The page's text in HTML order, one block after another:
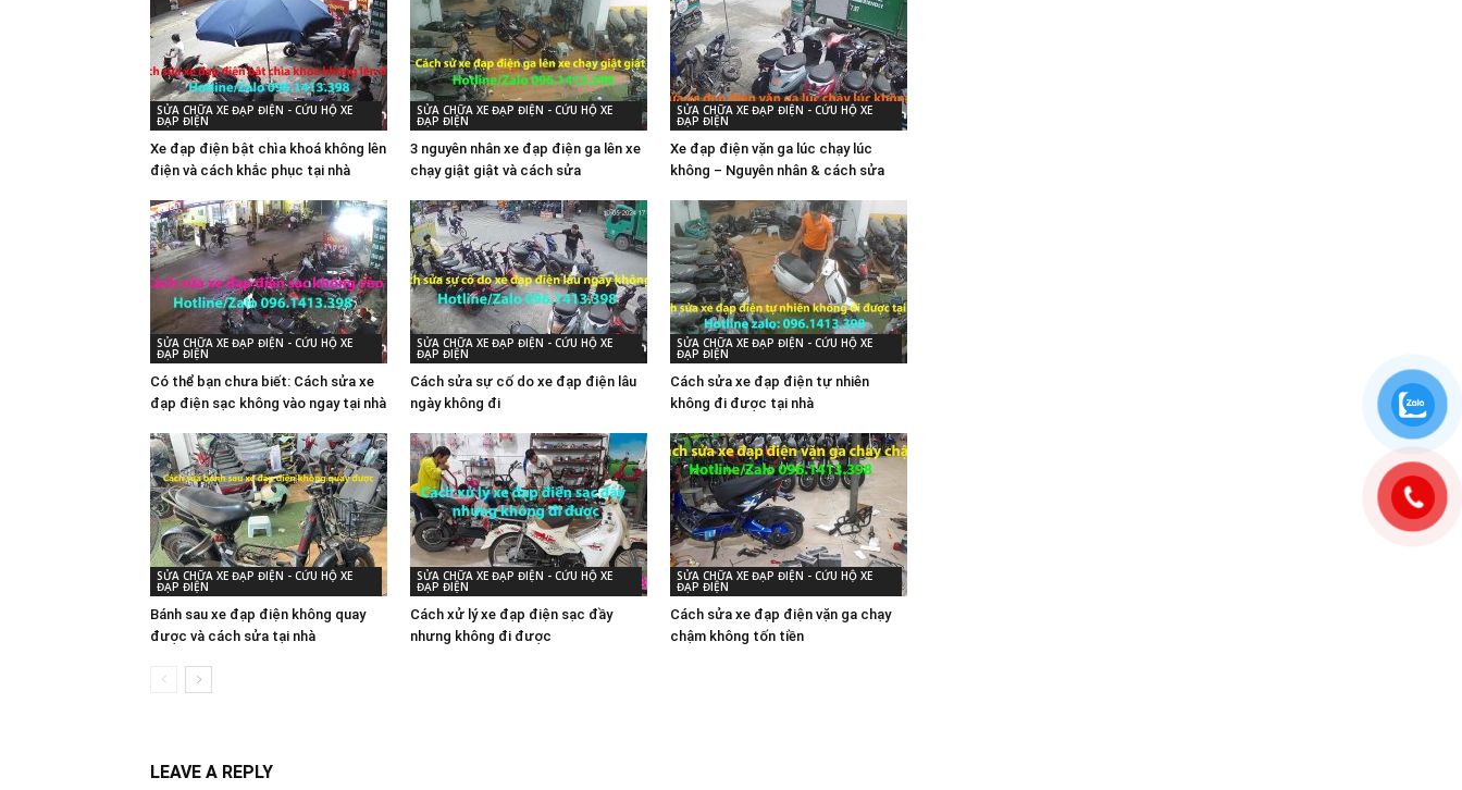
SỬA CHỮA XE ĐẠP ĐIỆN - CỨU HỘ XE
ĐẠP ĐIỆN
Xe đạp điện bật chìa khoá không lên
điện và cách khắc phục tại nhà
SỬA CHỮA XE ĐẠP ĐIỆN - CỨU HỘ XE
ĐẠP ĐIỆN
3 nguyên nhân xe đạp điện ga lên xe
chạy giật giật và cách sửa
SỬA CHỮA XE ĐẠP ĐIỆN - CỨU HỘ XE
ĐẠP ĐIỆN
Xe đạp điện vặn ga lúc chạy lúc
không – Nguyên nhân & cách sửa
SỬA CHỮA XE ĐẠP ĐIỆN - CỨU HỘ XE
ĐẠP ĐIỆN
Có thể bạn chưa biết: Cách sửa xe
đạp điện sạc không vào ngay tại nhà
SỬA CHỮA XE ĐẠP ĐIỆN - CỨU HỘ XE
ĐẠP ĐIỆN
Cách sửa sự cố do xe đạp điện lâu
ngày không đi
SỬA CHỮA XE ĐẠP ĐIỆN - CỨU HỘ XE
ĐẠP ĐIỆN
Cách sửa xe đạp điện tự nhiên
không đi được tại nhà
SỬA CHỮA XE ĐẠP ĐIỆN - CỨU HỘ XE
ĐẠP ĐIỆN
Bánh sau xe đạp điện không quay
được và cách sửa tại nhà
SỬA CHỮA XE ĐẠP ĐIỆN - CỨU HỘ XE
ĐẠP ĐIỆN
Cách xử lý xe đạp điện sạc đầy
nhưng không đi được
SỬA CHỮA XE ĐẠP ĐIỆN - CỨU HỘ XE
ĐẠP ĐIỆN
Cách sửa xe đạp điện vặn ga chạy
chậm không tốn tiền
LEAVE A REPLY